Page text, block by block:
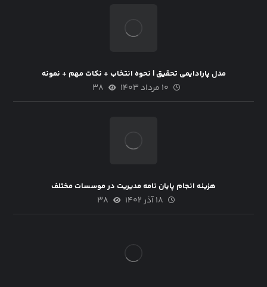
مدل پارادایمی تحقیق | نحوه انتخاب + نکات مهم + نمونه
۱۰ مرداد ۱۴۰۳ ۳۸
هزینه انجام پایان نامه مدیریت در موسسات مختلف
۱۸ آذر ۱۴۰۲ ۳۸